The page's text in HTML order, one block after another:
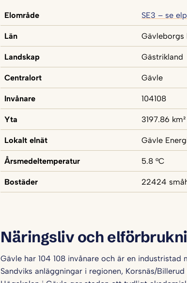
Elområde SE3 – se
Län Gävleborgs
Landskap Gästrikland
Centralort Gävle
Invånare 104108
Yta 3197.86 km²
Lokalt elnät Gävle
Årsmedeltemperatur 5.8 °C
Bostäder 22424
Näringsliv och
Gävle har 104 108 invånare och är en industristad
Sandviks anläggningar i regionen, Korsnäs/